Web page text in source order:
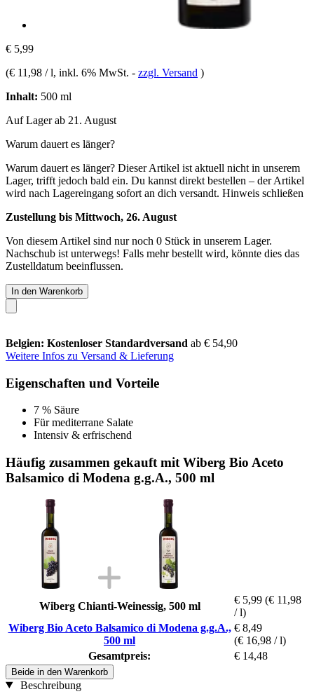
€ 5,99
(€ 11,98 / l, inkl. 6% MwSt. - zzgl. Versand )
Inhalt: 500 ml
Auf Lager ab 21. August
Warum dauert es länger?
Warum dauert es länger? Dieser Artikel ist aktuell nicht in unserem
Lager, trifft jedoch bald ein. Du kannst direkt bestellen – der Artikel
wird nach Lagereingang sofort an dich versandt. Hinweis schließen
Zustellung bis Mittwoch, 26. August
Von diesem Artikel sind nur noch 0 Stück in unserem Lager.
Nachschub ist unterwegs! Falls mehr bestellt wird, könnte dies das
Zustelldatum beeinflussen.
In den Warenkorb
Belgien: Kostenloser Standardversand ab € 54,90
Weitere Infos zu Versand & Lieferung
Eigenschaften und Vorteile
7 % Säure
Für mediterrane Salate
Intensiv & erfrischend
Häufig zusammen gekauft mit Wiberg Bio Aceto
Balsamico di Modena g.g.A., 500 ml
Wiberg Chianti-Weinessig, 500 ml
€ 5,99 (€ 11,98
/ l)
Wiberg Bio Aceto Balsamico di Modena g.g.A.,
500 ml
€ 8,49
(€ 16,98 / l)
Gesamtpreis:
€ 14,48
Beide in den Warenkorb
Beschreibung